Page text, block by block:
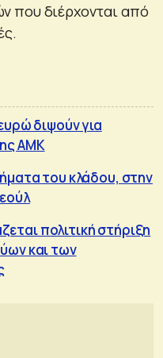
που διέρχονται από
διψούν για
ΑΜΚ
του κλάδου, στην
πολιτική στήριξη
και των